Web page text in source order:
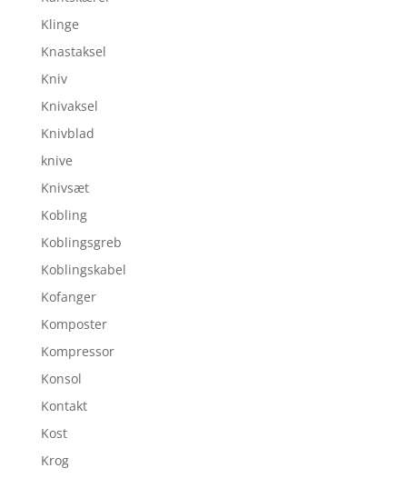
Klinge
Knastaksel
Kniv
Knivaksel
Knivblad
knive
Knivsæt
Kobling
Koblingsgreb
Koblingskabel
Kofanger
Komposter
Kompressor
Konsol
Kontakt
Kost
Krog